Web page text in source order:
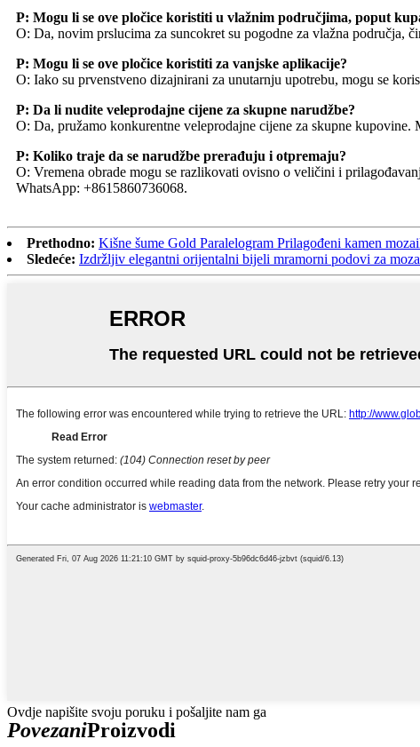
P: Mogu li se ove pločice koristiti u vlažnim područjima, poput
O: Da, novim prslucima za suncokret su pogodne za vlažna područja,
P: Mogu li se ove pločice koristiti za vanjske aplikacije?
O: Iako su prvenstveno dizajnirani za unutarnju upotrebu, mogu se
P: Da li nudite veleprodajne cijene za skupne narudžbe?
O: Da, pružamo konkurentne veleprodajne cijene za skupne
P: Koliko traje da se narudžbe prerađuju i otpremaju?
O: Vremena obrade mogu se razlikovati ovisno o veličini i
WhatsApp: +8615860736068.
Prethodno: Kišne šume Gold Paralelogram Prilagođeni kamen
Sledeće: Izdržljiv elegantni orijentalni bijeli mramorni podovi za
Ovdje napišite svoju poruku i pošaljite nam ga
PovezaniProizvodi